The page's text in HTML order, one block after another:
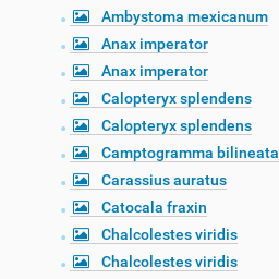
Ambystoma mexicanum
Anax imperator
Anax imperator
Calopteryx splendens
Calopteryx splendens
Camptogramma bilineata
Carassius auratus
Catocala fraxin
Chalcolestes viridis
Chalcolestes viridis